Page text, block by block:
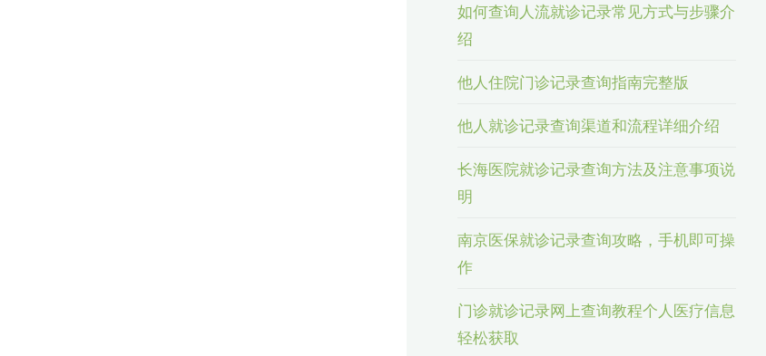
如何查询人流就诊记录常见方式与步骤介
绍
他人住院门诊记录查询指南完整版
他人就诊记录查询渠道和流程详细介绍
长海医院就诊记录查询方法及注意事项说
明
南京医保就诊记录查询攻略，手机即可操
作
门诊就诊记录网上查询教程个人医疗信息
轻松获取